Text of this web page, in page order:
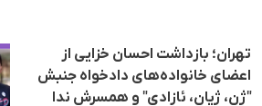
تهران؛ بازداشت احسان خزایی از
اعضای خانواده‌های دادخواه جنبش
"ژن، ژیان، ئازادی" و همسرش ندا